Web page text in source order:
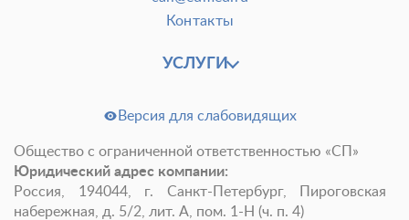
Отзывы Безопасность
Медицинский туризм Юр. информация
Контакты
УСЛУГИ
Версия для слабовидящих
Общество с ограниченной ответственностью «СП»
Юридический адрес компании:
Россия, 194044, г. Санкт-Петербург, Пироговская
набережная, д. 5/2, лит. А, пом. 1-Н (ч. п. 4)